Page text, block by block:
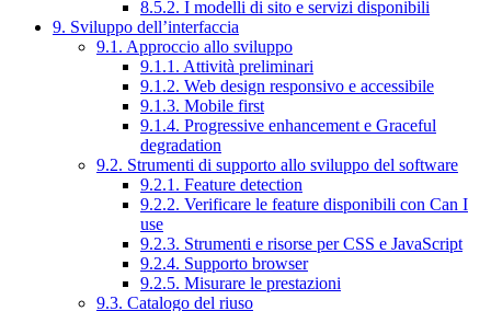
8.5.2. I modelli di sito e servizi disponibili
9. Sviluppo dell’interfaccia
9.1. Approccio allo sviluppo
9.1.1. Attività preliminari
9.1.2. Web design responsivo e accessibile
9.1.3. Mobile first
9.1.4. Progressive enhancement e Graceful
degradation
9.2. Strumenti di supporto allo sviluppo del software
9.2.1. Feature detection
9.2.2. Verificare le feature disponibili con Can I
use
9.2.3. Strumenti e risorse per CSS e JavaScript
9.2.4. Supporto browser
9.2.5. Misurare le prestazioni
9.3. Catalogo del riuso